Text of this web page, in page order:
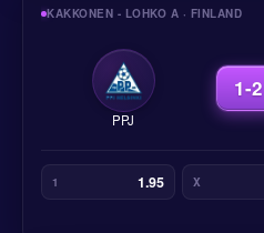
KAKKONEN - LOHKO A · FINLAND
PPJ
1-2
1 1.95 X